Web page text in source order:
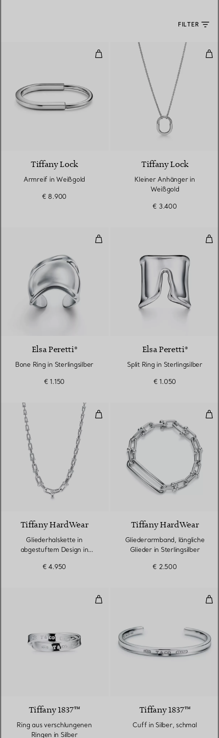
FILTER
Armreif in Weißgold
5 Materialien
Tiffany Lock
Armreif in Weißgold
€ 8.900
Tiffany Lock
Kleiner Anhänger in
Weißgold
€ 3.400
Bone Ring in Sterlingsilber
Elsa Peretti®
Bone Ring in Sterlingsilber
€ 1.150
Elsa Peretti®
Split Ring in Sterlingsilber
€ 1.050
Gliederhalskette in abgestuftem
Tiffany HardWear
Gliederhalskette in
abgestuftem Design in
€ 4.950
Tiffany HardWear
Gliederarmband, längliche
Glieder in Sterlingsilber
€ 2.500
Ring aus verschlungenen Ringen
Tiffany 1837™
Ring aus verschlungenen
Ringen in Silber
Tiffany 1837™
Cuff in Silber, schmal